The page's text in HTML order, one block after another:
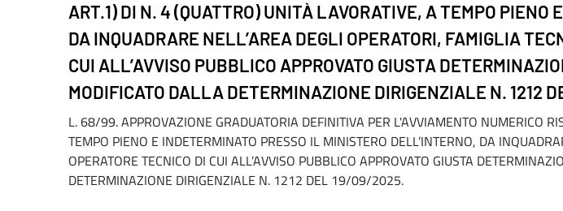
ART.1) DI N. 4 (QUATTRO) UNITÀ LAVORATIVE, A TEMPO
DA INQUADRARE NELL’AREA DEGLI OPERATORI, FAMIGLIA
CUI ALL’AVVISO PUBBLICO APPROVATO GIUSTA
MODIFICATO DALLA DETERMINAZIONE DIRIGENZIALE N. 1212
L. 68/99. APPROVAZIONE GRADUATORIA DEFINITIVA PER L'AVVIAMENTO NUMERICO
TEMPO PIENO E INDETERMINATO PRESSO IL MINISTERO DELL’INTERNO, DA
OPERATORE TECNICO DI CUI ALL’AVVISO PUBBLICO APPROVATO GIUSTA
DETERMINAZIONE DIRIGENZIALE N. 1212 DEL 19/09/2025.